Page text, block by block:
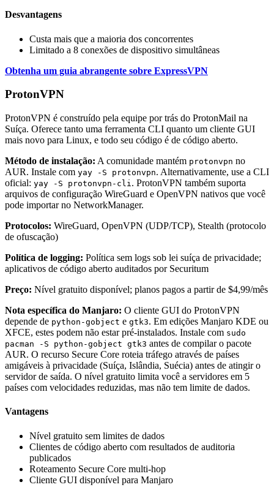
Desvantagens
Custa mais que a maioria dos concorrentes
Limitado a 8 conexões de dispositivo simultâneas
Obtenha um guia abrangente sobre ExpressVPN
ProtonVPN
ProtonVPN é construído pela equipe por trás do ProtonMail na
Suíça. Oferece tanto uma ferramenta CLI quanto um cliente GUI
mais novo para Linux, e todo seu código é de código aberto.
Método de instalação: A comunidade mantém protonvpn no
AUR. Instale com yay -S protonvpn. Alternativamente, use a CLI
oficial: yay -S protonvpn-cli. ProtonVPN também suporta
arquivos de configuração WireGuard e OpenVPN nativos que você
pode importar no NetworkManager.
Protocolos: WireGuard, OpenVPN (UDP/TCP), Stealth (protocolo
de ofuscação)
Política de logging: Política sem logs sob lei suíça de privacidade;
aplicativos de código aberto auditados por Securitum
Preço: Nível gratuito disponível; planos pagos a partir de $4,99/mês
Nota específica do Manjaro: O cliente GUI do ProtonVPN
depende de python-gobject e gtk3. Em edições Manjaro KDE ou
XFCE, estes podem não estar pré-instalados. Instale com sudo
pacman -S python-gobject gtk3 antes de compilar o pacote
AUR. O recurso Secure Core roteia tráfego através de países
amigáveis à privacidade (Suíça, Islândia, Suécia) antes de atingir o
servidor de saída. O nível gratuito limita você a servidores em 5
países com velocidades reduzidas, mas não tem limite de dados.
Vantagens
Nível gratuito sem limites de dados
Clientes de código aberto com resultados de auditoria
publicados
Roteamento Secure Core multi-hop
Cliente GUI disponível para Manjaro